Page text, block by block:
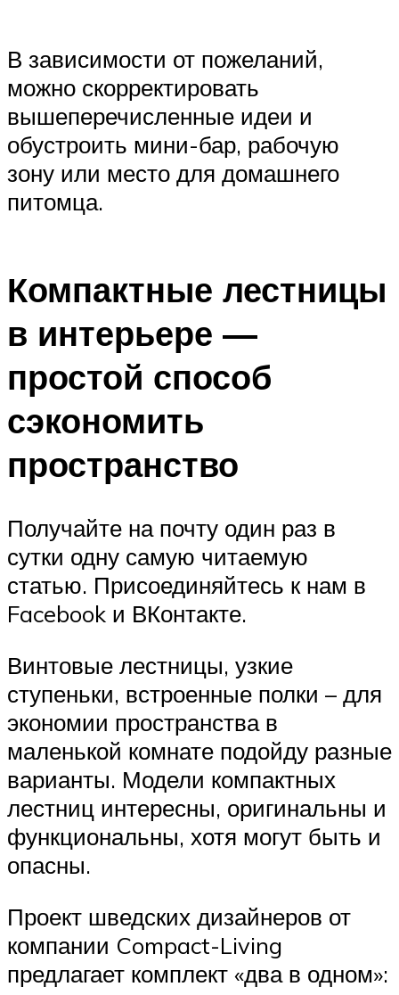
В зависимости от пожеланий,
можно скорректировать
вышеперечисленные идеи и
обустроить мини-бар, рабочую
зону или место для домашнего
питомца.
Компактные лестницы
в интерьере —
простой способ
сэкономить
пространство
Получайте на почту один раз в
сутки одну самую читаемую
статью. Присоединяйтесь к нам в
Facebook и ВКонтакте.
Винтовые лестницы, узкие
ступеньки, встроенные полки – для
экономии пространства в
маленькой комнате подойду разные
варианты. Модели компактных
лестниц интересны, оригинальны и
функциональны, хотя могут быть и
опасны.
Проект шведских дизайнеров от
компании Compact-Living
предлагает комплект «два в одном»: